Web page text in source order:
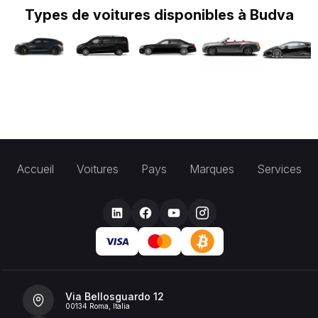
Types de voitures disponibles à Budva
Accueil Voitures Pays Marques Services
Via Bellosguardo 12
00134 Roma, Italia